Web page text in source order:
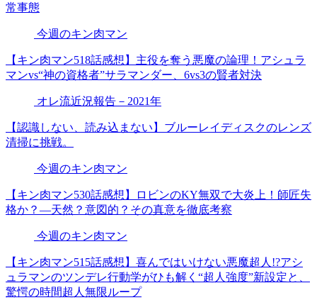
常事態
今週のキン肉マン
【キン肉マン518話感想】主役を奪う悪魔の論理！アシュラ
マンvs“神の資格者”サラマンダー、6vs3の賢者対決
オレ流近況報告－2021年
【認識しない、読み込まない】ブルーレイディスクのレンズ
清掃に挑戦。
今週のキン肉マン
【キン肉マン530話感想】ロビンのKY無双で大炎上！師匠失
格か？―天然？意図的？その真意を徹底考察
今週のキン肉マン
【キン肉マン515話感想】喜んではいけない悪魔超人!?アシ
ュラマンのツンデレ行動学がひも解く“超人強度”新設定と、
驚愕の時間超人無限ループ